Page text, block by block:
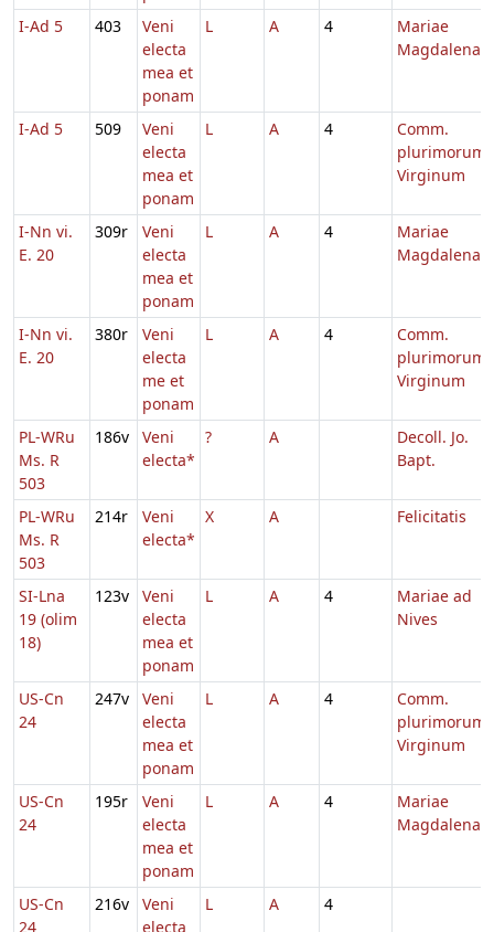
I-Ad 5
403
Veni
electa
mea et
ponam
L A 4
Mariae
Magdalenae
I-Ad 5 509
Veni
electa
mea et
ponam
L A 4
Comm.
plurimorum
Virginum
I-Nn vi.
E. 20
309r
Veni
electa
mea et
ponam
L A 4
Mariae
Magdalenae
I-Nn vi.
E. 20
380r
Veni
electa
me et
ponam
L A 4
Comm.
plurimorum
Virginum
PL-WRu
Ms. R
503
186v
Veni
electa*
? A
Decoll. Jo.
Bapt.
PL-WRu
Ms. R
503
214r
Veni
electa*
X A Felicitatis
SI-Lna
19 (olim
18)
123v
Veni
electa
mea et
ponam
L A 4
Mariae ad
Nives
US-Cn
24
247v
Veni
electa
mea et
ponam
L A 4
Comm.
plurimorum
Virginum
US-Cn
24
195r
Veni
electa
mea et
ponam
L A 4
Mariae
Magdalenae
US-Cn
24
216v
Veni
electa
L A 4